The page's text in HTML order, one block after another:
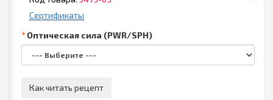
Сертификаты
Оптическая сила (PWR/SPH)
Как читать рецепт